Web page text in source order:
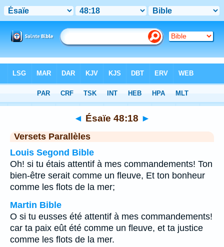
Chapitre 48> Verset 18
◄ Ésaïe 48:18 ►
Versets Parallèles
Louis Segond Bible
Oh! si tu étais attentif à mes commandements! Ton
bien-être serait comme un fleuve, Et ton bonheur
comme les flots de la mer;
Martin Bible
O si tu eusses été attentif à mes commandements!
car ta paix eût été comme un fleuve, et ta justice
comme les flots de la mer.